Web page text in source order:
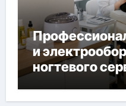
и
ногтевого
наращивания
депиляции